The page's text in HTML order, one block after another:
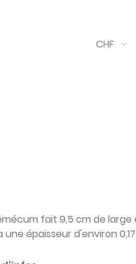
CHF
fait 9,5 cm de large
une épaisseur d'environ